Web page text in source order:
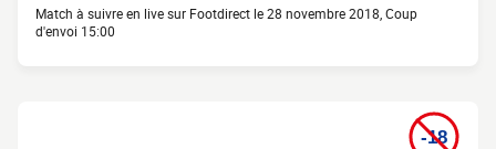
Match à suivre en live sur Footdirect le 28 novembre 2018, Coup
d'envoi 15:00